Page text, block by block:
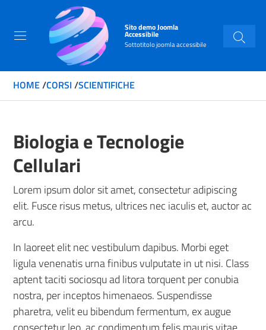
Sito demo Joomla
Accessibile
Sottotitolo joomla accessibile
HOME/CORSI /SCIENTIFICHE
Biologia e Tecnologie
Cellulari
Lorem ipsum dolor sit amet, consectetur adipiscing
elit. Fusce risus metus, ultrices nec iaculis et, auctor ac
arcu.
In laoreet elit nec vestibulum dapibus. Morbi eget
ligula venenatis urna finibus vulputate in ut nisi. Class
aptent taciti sociosqu ad litora torquent per conubia
nostra, per inceptos himenaeos. Suspendisse
pharetra, velit eu bibendum fermentum, ex augue